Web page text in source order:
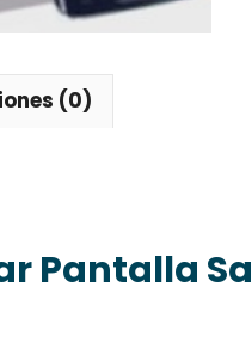
(0)
Pantalla